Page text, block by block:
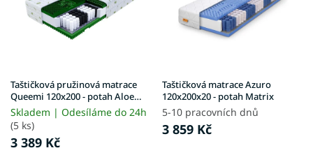
u
k
t
ů
Taštičková pružinová matrace
Queemi 120x200 - potah Aloe
Vera
Skladem | Odesíláme do 24h
(5 ks)
3 389 Kč
Taštičková matrace Azuro
120x200x20 - potah Matrix
5-10 pracovních dnů
3 859 Kč